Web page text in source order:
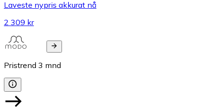
Laveste nypris akkurat nå
2 309 kr
Pristrend 3 mnd